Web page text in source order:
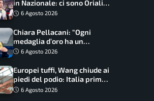
in Nazionale: ci sono Oriali e
Bonucci, confermato un
6 Agosto 2026
Chiara Pellacani: “Ogni
medaglia d’oro ha un
significato diverso. Ho fatto
6 Agosto 2026
Europei tuffi, Wang chiude ai
piedi del podio: Italia prima
nel medagliere
6 Agosto 2026